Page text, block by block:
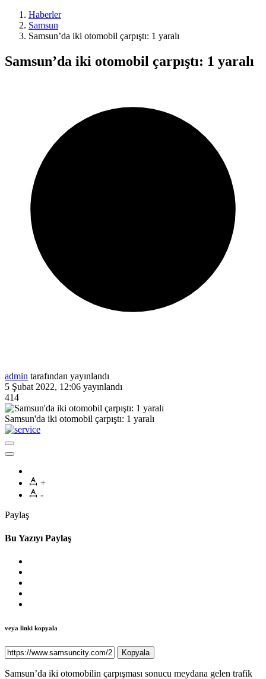
Haberler
Samsun
Samsun’da iki otomobil çarpıştı: 1 yaralı
Samsun’da iki otomobil çarpıştı: 1 yaralı
admin tarafından yayınlandı
5 Şubat 2022, 12:06 yayınlandı
414
Samsun'da iki otomobil çarpıştı: 1 yaralı
+
-
Paylaş
Bu Yazıyı Paylaş
veya linki kopyala
Kopyala
Samsun’da iki otomobilin çarpışması sonucu meydana gelen trafik